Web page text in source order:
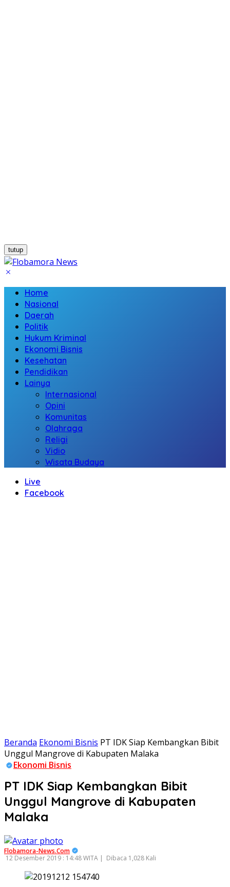
tutup
Home
Nasional
Daerah
Politik
Hukum Kriminal
Ekonomi Bisnis
Kesehatan
Pendidikan
Lainya
Internasional
Opini
Komunitas
Olahraga
Religi
Vidio
Wisata Budaya
Live
Facebook
Beranda Ekonomi Bisnis PT IDK Siap Kembangkan Bibit
Unggul Mangrove di Kabupaten Malaka
Ekonomi Bisnis
PT IDK Siap Kembangkan Bibit
Unggul Mangrove di Kabupaten
Malaka
Flobamora-News.Com
12 Desember 2019 : 14:48 WITA | Dibaca 1,028 Kali